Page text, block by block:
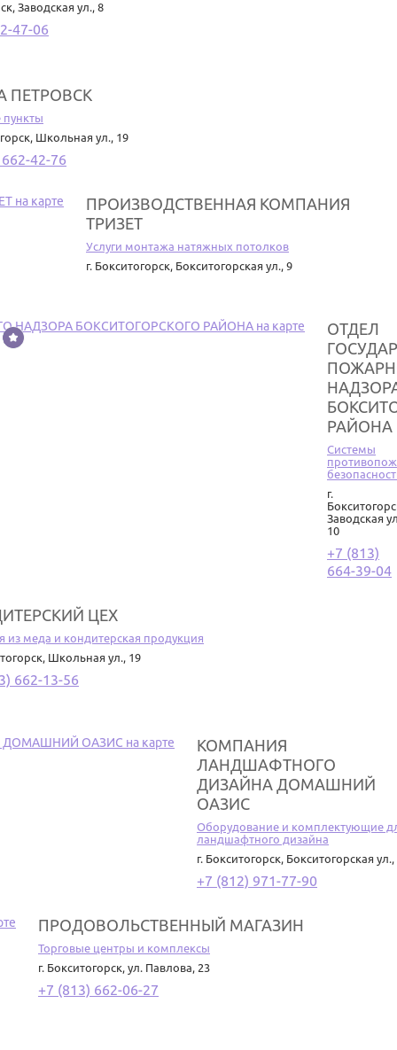
, Заводская ул., 8
47-06
ПЕТРОВСК
, Школьная ул., 19
42-76
ПРОИЗВОДСТВЕННАЯ КОМПАНИЯ
ТРИЗЕТ
Услуги монтажа натяжных потолков
г. Бокситогорск, Бокситогорская ул., 9
ОТДЕЛ
РАЙОНА
Системы
г.
Заводская
10
+7 (813)
664-39-04
ЦЕХ
из меда и кондитерская продукция
, Школьная ул., 19
662-13-56
КОМПАНИЯ
ЛАНДШАФТНОГО
ДИЗАЙНА ДОМАШНИЙ
ОАЗИС
Оборудование и комплектующие
ландшафтного дизайна
г. Бокситогорск, Бокситогорская ул.,
+7 (812) 971-77-90
ПРОДОВОЛЬСТВЕННЫЙ МАГАЗИН
Торговые центры и комплексы
г. Бокситогорск, ул. Павлова, 23
+7 (813) 662-06-27